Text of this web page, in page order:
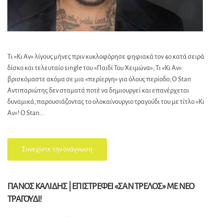
Τι «Κι Αν» λίγους μήνες πριν κυκλοφόρησε ψηφιακά τον 4ο κατά σειρά
δίσκο και τελευταίο single του «Παιδί Του Χειμώνα»; Τι «Κι Αν»
βρισκόμαστε ακόμα σε μια «περίεργη» για όλους περίοδο; Ο Stan
Αντιπαριώτης δεν σταματά ποτέ να δημιουργεί και επανέρχεται
δυναμικά, παρουσιάζοντας το ολοκαίνουργιο τραγούδι του με τίτλο «Κι
Αν»! Ο Stan...
Συνεχίστε την ανάγνωση
ΠΑΝΟΣ ΚΑΛΙΔΗΣ | ΕΠΙΣΤΡΕΦΕΙ «ΣΑΝ ΤΡΕΛΟΣ» ΜΕ ΝΕΟ
ΤΡΑΓΟΥΔΙ!